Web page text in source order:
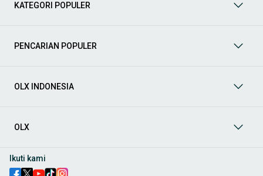
berkualitas dan terpercaya di
! Dapatkan penawaran
Suzuki, hingga Mitsubishi, tersedia berbagai model MPV, SUV,
Anda dengan
terbaik dari OLX! Temukan
aksesoris eksterior seperti
berbagai pilihan
hingga instalasi audio profesional. Cocok untuk Anda yang
KATEGORI POPULER
PENCARIAN POPULER
OLX INDONESIA
OLX
Ikuti kami